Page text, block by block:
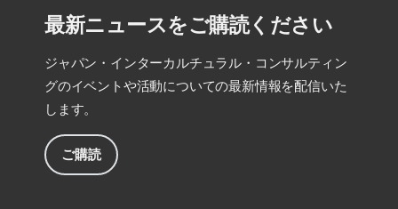
最新ニュースをご購読ください
ジャパン・インターカルチュラル・コンサルティン
グのイベントや活動についての最新情報を配信いた
します。
ご購読